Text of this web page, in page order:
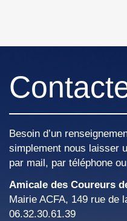
Besoin d’un
simplement nous laisser
par mail, par téléphone
Amicale des Coureurs
Mairie ACFA, 149 rue de
06.32.30.61.39